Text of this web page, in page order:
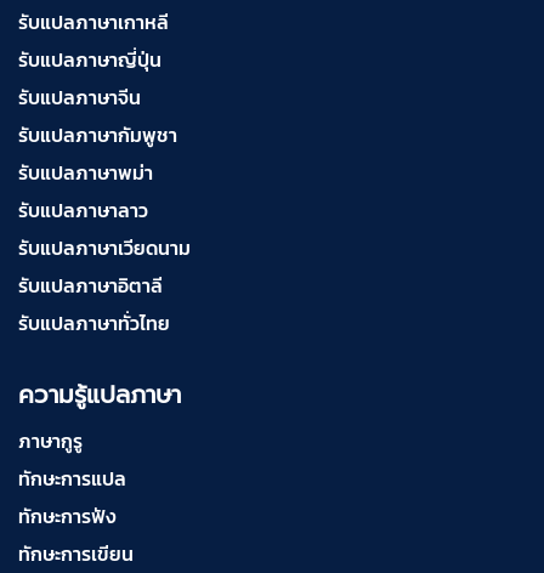
รับแปลภาษาเกาหลี
รับแปลภาษาญี่ปุ่น
รับแปลภาษาจีน
รับแปลภาษากัมพูชา
รับแปลภาษาพม่า
รับแปลภาษาลาว
รับแปลภาษาเวียดนาม
รับแปลภาษาอิตาลี
รับแปลภาษาทั่วไทย
ความรู้แปลภาษา
ภาษากูรู
ทักษะการแปล
ทักษะการฟัง
ทักษะการเขียน